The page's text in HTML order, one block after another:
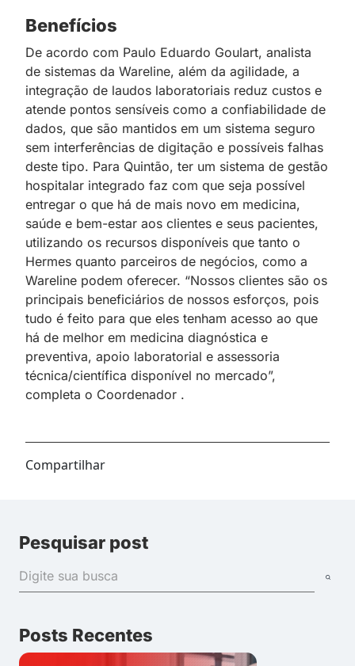
Benefícios
De acordo com Paulo Eduardo Goulart, analista
de sistemas da Wareline, além da agilidade, a
integração de laudos laboratoriais reduz custos e
atende pontos sensíveis como a confiabilidade de
dados, que são mantidos em um sistema seguro
sem interferências de digitação e possíveis falhas
deste tipo. Para Quintão, ter um sistema de gestão
hospitalar integrado faz com que seja possível
entregar o que há de mais novo em medicina,
saúde e bem-estar aos clientes e seus pacientes,
utilizando os recursos disponíveis que tanto o
Hermes quanto parceiros de negócios, como a
Wareline podem oferecer. “Nossos clientes são os
principais beneficiários de nossos esforços, pois
tudo é feito para que eles tenham acesso ao que
há de melhor em medicina diagnóstica e
preventiva, apoio laboratorial e assessoria
técnica/científica disponível no mercado”,
completa o Coordenador .
Compartilhar
Pesquisar post
Posts Recentes